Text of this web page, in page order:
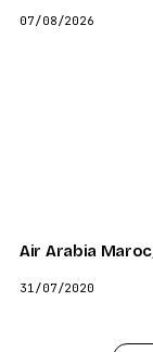
07/08/2026
Air Arabia
31/07/2020